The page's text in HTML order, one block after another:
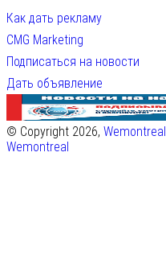
Как дать рекламу
CMG Marketing
Подписаться на новости
Дать объявление
© Copyright 2026, Wemontreal
Wemontreal